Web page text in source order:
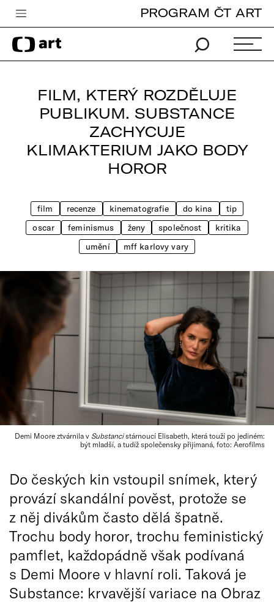
Česká televize
Zpravodajství
iVysílání
Pro děti
Vše o ČT
PROGRAM ČT ART
FILM, KTERÝ ROZDĚLUJE
PUBLIKUM. SUBSTANCE
ZACHYCUJE
KLIMAKTERIUM JAKO BODY
HOROR
film recenze kinematografie do kina
tip
oscar
feminismus ženy společnost
kritika
umění
mff karlovy vary
Demi Moore ztvárnila v Substancistárnoucí Elisabeth, která touží po jediném:
být mladší, a tudíž společensky přijímaná, foto: Aerofilms
Do českých kin vstoupil snímek, který
provází skandální pověst, protože se
z něj divákům často dělá špatně.
Trochu body horor, trochu feministický
pamflet, každopádně však podívaná
s Demi Moore v hlavní roli. Taková je
Substance: krvavější variace na Obraz